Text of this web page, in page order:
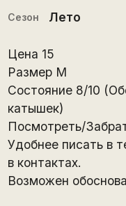
Сезон Лето
Цена 15
Размер M
Состояние 8/10
катышек)
Посмотреть/
Удобнее писать в
в контактах.
Возможен